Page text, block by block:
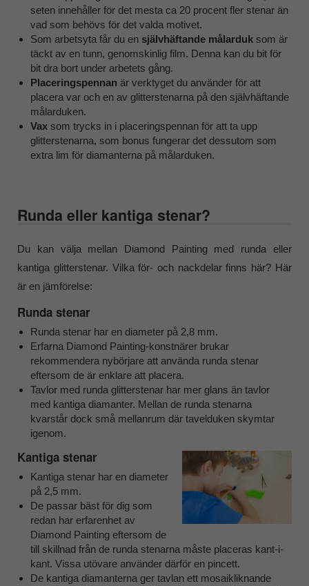
seten innehåller för det mesta ca 20 procent fler stenar än
vad som behövs för det valda motivet.
Som arbetsyta får du en självhäftande målarduksom är
täckt av en tunn, genomskinlig film. Denna kan du bit för
bit dra bort under arbetets gång.
Placeringspennan är verktyget du använder för att
placera var och en av glitterstenarna på den självhäftande
målarduken.
Vaxsom trycks in i placeringspennan för att ta upp
glitterstenarna, som bonus fungerar det dessutom som
extra lim för diamanterna på målarduken.
Runda eller kantiga stenar?
Du kan välja mellan Diamond Painting med runda eller
kantiga glitterstenar. Vilka för- och nackdelar finns här? Här
är en jämförelse:
Runda stenar
Runda stenar har en diameter på 2,8 mm.
Erfarna Diamond Painting-konstnärer brukar
rekommendera nybörjare att använda runda stenar
eftersom de är enklare att placera.
Tavlor med runda glitterstenar har mer glans än tavlor
med kantiga diamanter. Mellan de runda stenarna
kvarstår dock små mellanrum där tavelduken skymtar
igenom.
Kantiga stenar
Kantiga stenar har en diameter
på 2,5 mm.
De passar bäst för dig som
redan har erfarenhet av
Diamond Painting eftersom de
till skillnad från de runda stenarna måste placeras kant-i-
kant. Vissa utövare använder därför en pincett.
De kantiga diamanterna ger tavlan ett mosaikliknande